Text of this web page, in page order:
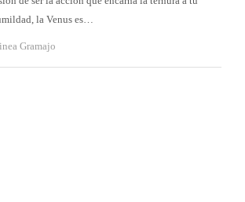
la Venus es…
Gramajo